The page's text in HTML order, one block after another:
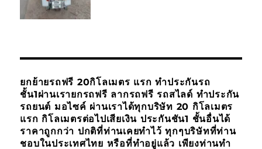
ยกย้ายรถฟรี 20กิโลเมตร แรก ทำประกันรถ
ชั้น1ผ่านเรายกรถฟรี ลากรถฟรี รถสไลด์ ทำประกัน
รถยนต์ มอไซค์ ผ่านเราได้ทุกบริษัท 20 กิโลเมตร
แรก กิโลเมตรต่อไปเสียเงิน ประกันชัน1 ชั้นอื่นได้
ราคาถูกกว่า ปกติที่ท่านเคยทำไว้ ทุกๆบริษัทที่ท่าน
ชอบในประเทศไทย หรือที่ทำอยู่แล้ว เพียงท่านทำ